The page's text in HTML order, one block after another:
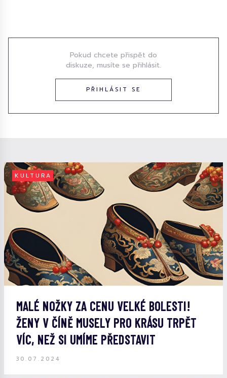
Pokud chcete přispět do
diskuze, musíte se přihlásit.
PŘIHLÁSIT SE
KULTURA
MALÉ NOŽKY ZA CENU VELKÉ BOLESTI!
ŽENY V ČÍNĚ MUSELY PRO KRÁSU TRPĚT
VÍC, NEŽ SI UMÍME PŘEDSTAVIT
30.07.2024